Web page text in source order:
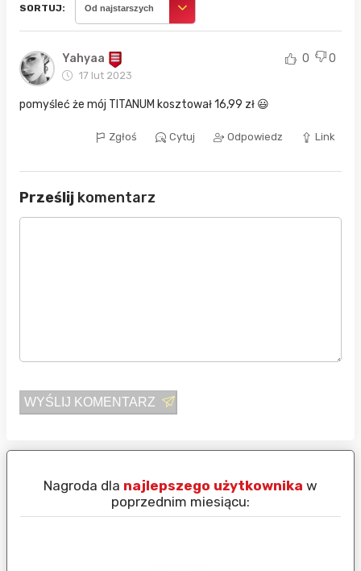
SORTUJ: Od najstarszych
Yahyaa
17 lut 2023
0 0
pomyśleć że mój TITANUM kosztował 16,99 zł 😃
Zgłoś Cytuj Odpowiedz Link
Prześlij komentarz
WYŚLIJ KOMENTARZ
Nagroda dla najlepszego użytkownika w
poprzednim miesiącu: